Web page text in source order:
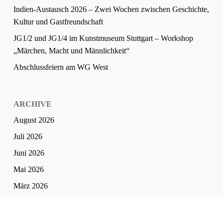
Indien-Austausch 2026 – Zwei Wochen zwischen Geschichte,
Kultur und Gastfreundschaft
JG1/2 und JG1/4 im Kunstmuseum Stuttgart – Workshop
„Märchen, Macht und Männlichkeit“
Abschlussfeiern am WG West
ARCHIVE
August 2026
Juli 2026
Juni 2026
Mai 2026
März 2026